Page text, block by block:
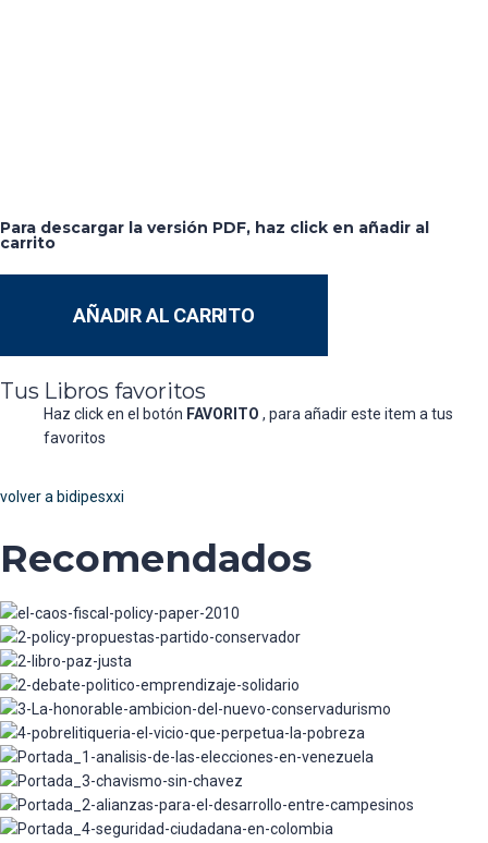
Para descargar la versión PDF, haz click en añadir al
carrito
AÑADIR AL CARRITO
Tus Libros favoritos
Haz click en el botón FAVORITO , para añadir este item a tus
favoritos
volver a bidipesxxi
Recomendados
Policy Paper El Caos Fiscal - La regla propuesta
no seria operante
Partido Conservador Colombiano en Temas
Presupuestales, Fiscales y Tributarios
PAZ JUSTA – En contra de la impunidad y a
favor de las víctimas, la justicia y la paz
Emprendizaje Solidario
La Honorable Ambición del Nuevo
Conservadurismo
POBRELITIQUERIA-El vicio que perpetúa la
pobreza
Análisis de las elecciones en Venezuela y
Ecuador
Chavismo Sin Chávez, Un Modelo en Suspenso
Alianzas para el Desarrollo entre Campesinos,
Grandes y Medianos Empresarios, Sector
Financiero y Estado
Seguridad Ciudadana En Colombia - Referentes,
retos y perspectivas en un escenario de post-
conflicto